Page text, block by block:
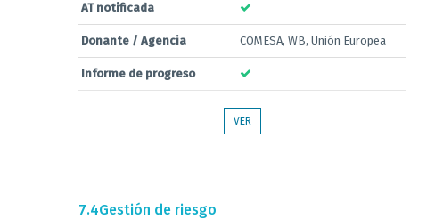
AT notificada
Donante / Agencia COMESA, WB, Unión Europea
Informe de progreso
VER
7.4Gestión de riesgo